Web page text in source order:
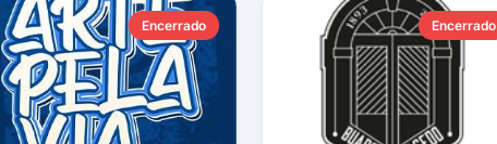
Encerrado Encerrado